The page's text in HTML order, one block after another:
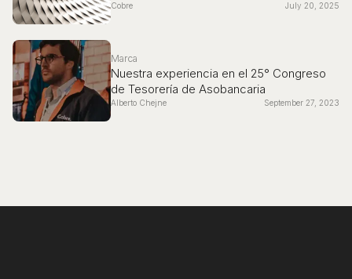
Cobre July 20, 2025
Marca
Nuestra experiencia en el 25° Congreso
de Tesorería de Asobancaria
Alberto Chejne September 27, 2023